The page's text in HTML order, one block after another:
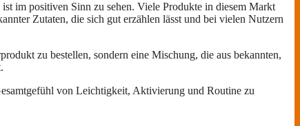
im positiven Sinn zu sehen. Viele Produkte in diesem Markt
Zutaten, die sich gut erzählen lässt und bei vielen Nutzern
zu bestellen, sondern eine Mischung, die aus bekannten,
von Leichtigkeit, Aktivierung und Routine zu